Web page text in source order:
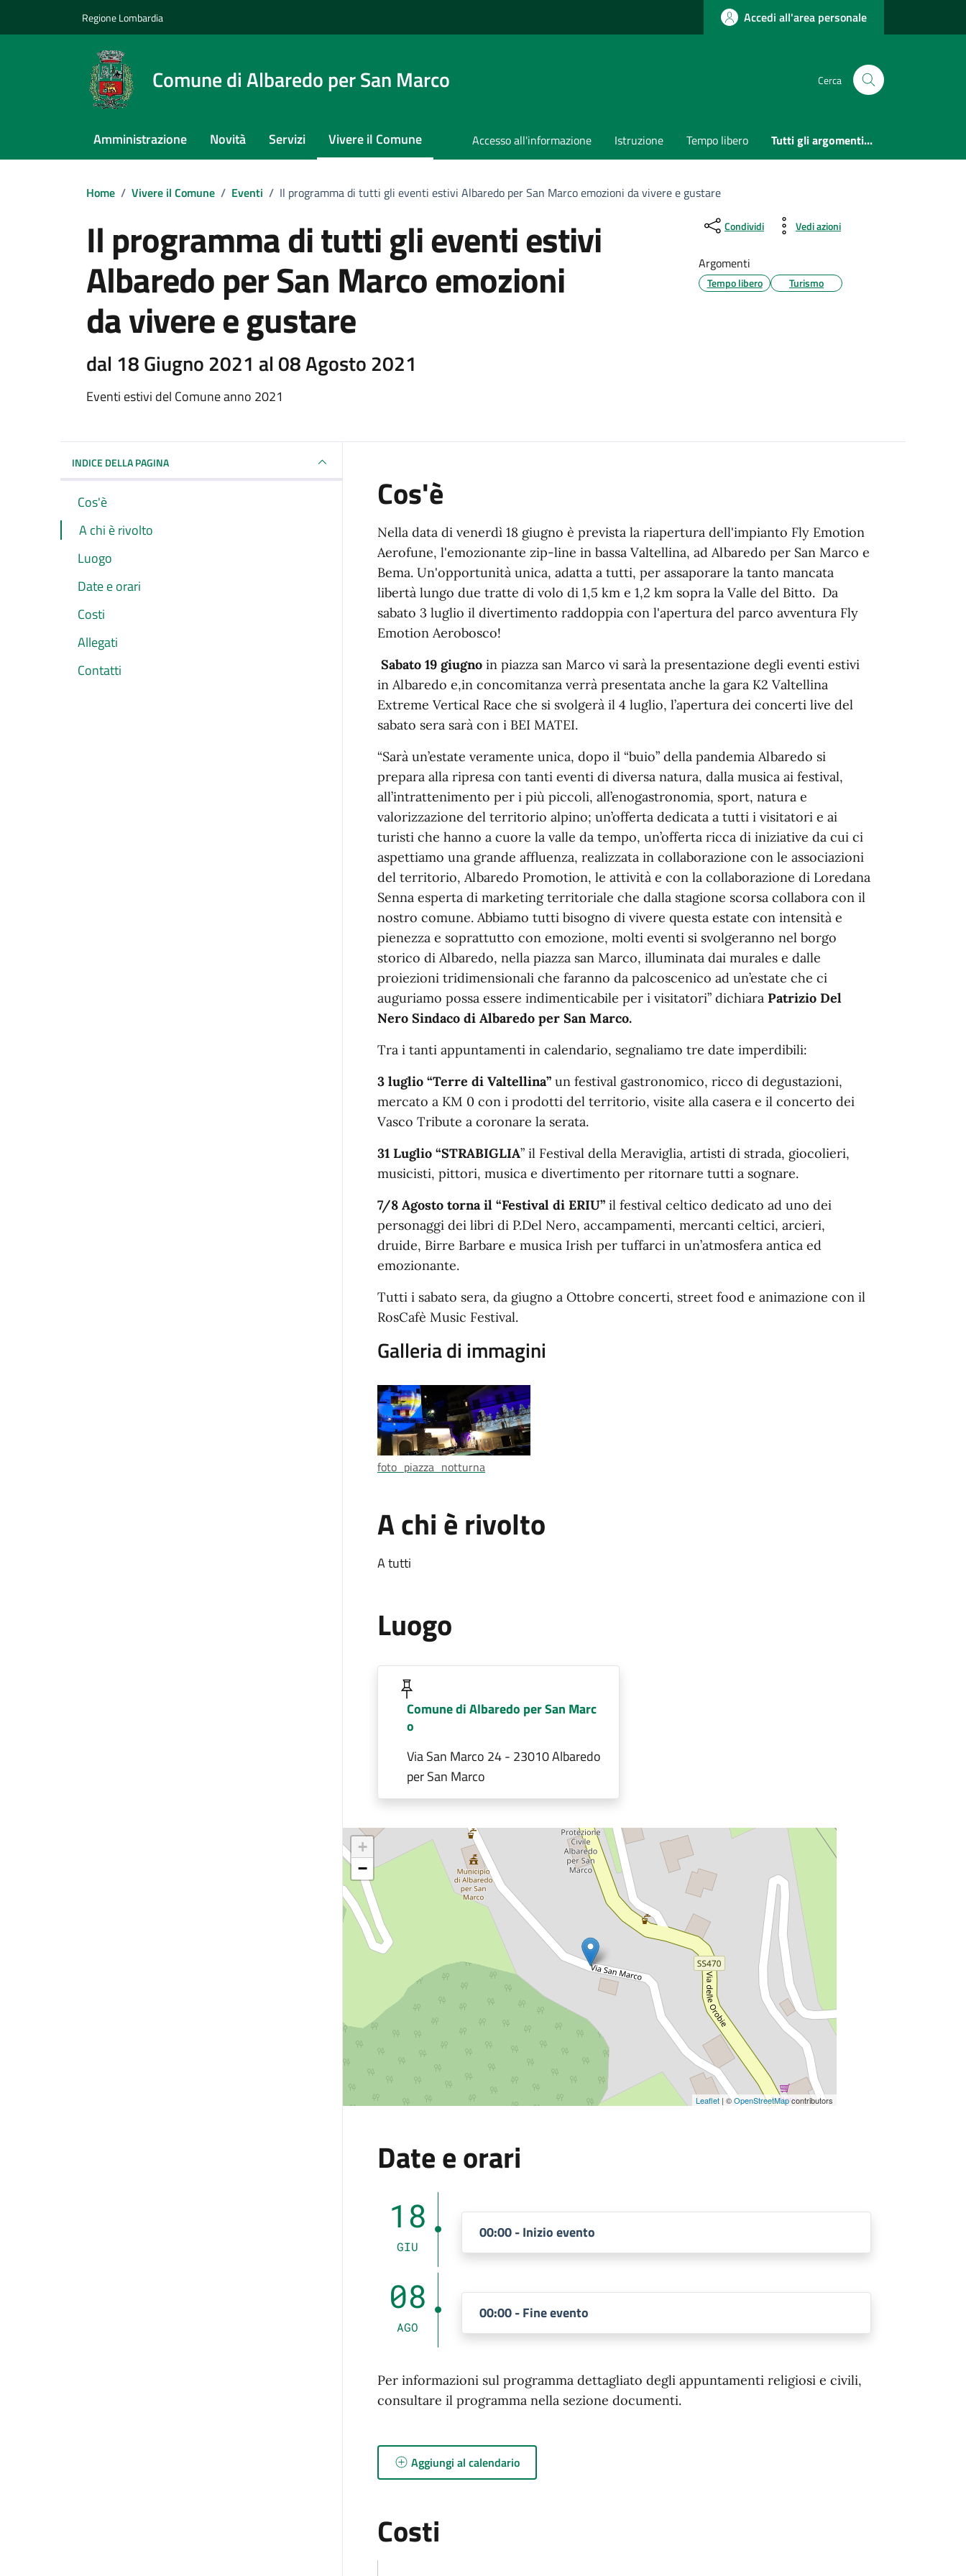
Regione Lombardia Accedi all'area personale
Comune di Albaredo per San Marco Cerca
Amministrazione Novità Servizi Vivere il Comune Accesso all'informazione Istruzione Tempo libero Tutti gli argomenti...
Home / Vivere il Comune / Eventi / Il programma di tutti gli eventi estivi Albaredo per San Marco emozioni da vivere e gustare
Il programma di tutti gli eventi estivi
Albaredo per San Marco emozioni
da vivere e gustare
dal 18 Giugno 2021 al 08 Agosto 2021
Eventi estivi del Comune anno 2021
Condividi Vedi azioni
Argomenti
Tempo libero Turismo
INDICE DELLA PAGINA
Cos'è
A chi è rivolto
Luogo
Date e orari
Costi
Allegati
Contatti
Cos'è
Nella data di venerdì 18 giugno è prevista la riapertura dell'impianto Fly Emotion
Aerofune, l'emozionante zip-line in bassa Valtellina, ad Albaredo per San Marco e
Bema. Un'opportunità unica, adatta a tutti, per assaporare la tanto mancata
libertà lungo due tratte di volo di 1,5 km e 1,2 km sopra la Valle del Bitto. Da
sabato 3 luglio il divertimento raddoppia con l'apertura del parco avventura Fly
Emotion Aerobosco!
Sabato 19 giugno in piazza san Marco vi sarà la presentazione degli eventi estivi
in Albaredo e,in concomitanza verrà presentata anche la gara K2 Valtellina
Extreme Vertical Race che si svolgerà il 4 luglio, l’apertura dei concerti live del
sabato sera sarà con i BEI MATEI.
“Sarà un’estate veramente unica, dopo il “buio” della pandemia Albaredo si
prepara alla ripresa con tanti eventi di diversa natura, dalla musica ai festival,
all’intrattenimento per i più piccoli, all’enogastronomia, sport, natura e
valorizzazione del territorio alpino; un’offerta dedicata a tutti i visitatori e ai
turisti che hanno a cuore la valle da tempo, un’offerta ricca di iniziative da cui ci
aspettiamo una grande affluenza, realizzata in collaborazione con le associazioni
del territorio, Albaredo Promotion, le attività e con la collaborazione di Loredana
Senna esperta di marketing territoriale che dalla stagione scorsa collabora con il
nostro comune. Abbiamo tutti bisogno di vivere questa estate con intensità e
pienezza e soprattutto con emozione, molti eventi si svolgeranno nel borgo
storico di Albaredo, nella piazza san Marco, illuminata dai murales e dalle
proiezioni tridimensionali che faranno da palcoscenico ad un’estate che ci
auguriamo possa essere indimenticabile per i visitatori” dichiara Patrizio Del
Nero Sindaco di Albaredo per San Marco.
Tra i tanti appuntamenti in calendario, segnaliamo tre date imperdibili:
3 luglio “Terre di Valtellina” un festival gastronomico, ricco di degustazioni,
mercato a KM 0 con i prodotti del territorio, visite alla casera e il concerto dei
Vasco Tribute a coronare la serata.
31 Luglio “STRABIGLIA” il Festival della Meraviglia, artisti di strada, giocolieri,
musicisti, pittori, musica e divertimento per ritornare tutti a sognare.
7/8 Agosto torna il “Festival di ERIU” il festival celtico dedicato ad uno dei
personaggi dei libri di P.Del Nero, accampamenti, mercanti celtici, arcieri,
druide, Birre Barbare e musica Irish per tuffarci in un’atmosfera antica ed
emozionante.
Tutti i sabato sera, da giugno a Ottobre concerti, street food e animazione con il
RosCafè Music Festival.
Galleria di immagini
foto_piazza_notturna
A chi è rivolto
A tutti
Luogo
Comune di Albaredo per San Marc
o
Via San Marco 24 - 23010 Albaredo
per San Marco
+
−
Leaflet | ©OpenStreetMapcontributors
Date e orari
18
GIU
00:00 - Inizio evento
08
AGO
00:00 - Fine evento
Per informazioni sul programma dettagliato degli appuntamenti religiosi e civili,
consultare il programma nella sezione documenti.
Aggiungi al calendario
Costi